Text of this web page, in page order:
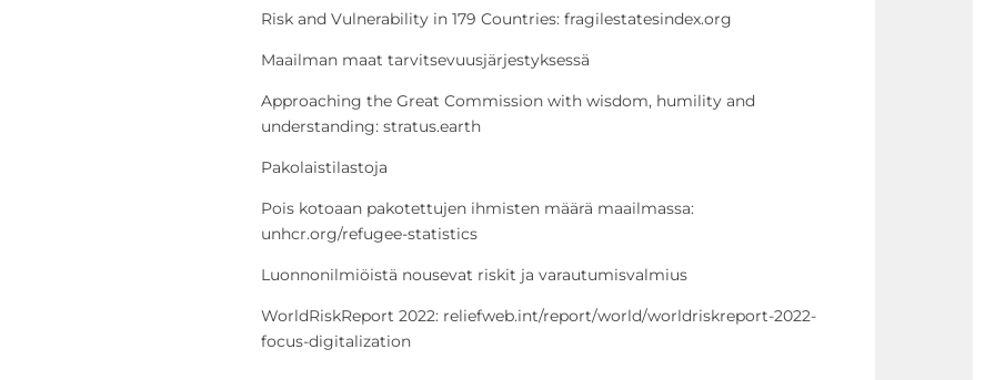
Risk and Vulnerability in 179 Countries: fragilestatesindex.org
Maailman maat tarvitsevuusjärjestyksessä
Approaching the Great Commission with wisdom, humility and
understanding: stratus.earth
Pakolaistilastoja
Pois kotoaan pakotettujen ihmisten määrä maailmassa:
unhcr.org/refugee-statistics
Luonnonilmiöistä nousevat riskit ja varautumisvalmius
WorldRiskReport 2022: reliefweb.int/report/world/worldriskreport-2022-
focus-digitalization